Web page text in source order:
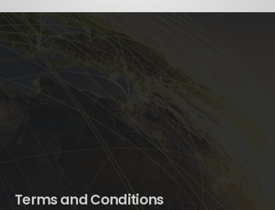
Terms and Conditions